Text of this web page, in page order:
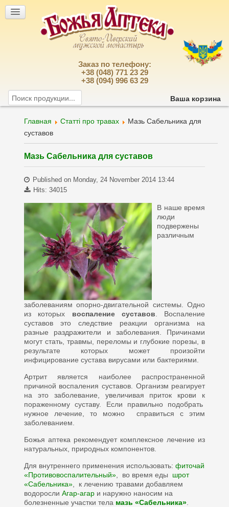
Заказ по телефону:
+38 (048) 771 23 29
+38 (094) 996 63 29
Ваша корзина
Главная Статті про травах
Мазь Сабельника для
суставов
Мазь Сабельника для суставов
Published on Monday, 24 November 2014 13:44
Hits: 34015
В наше время
люди
подвержены
различным
заболеваниям опорно-двигательной системы. Одно
из которых воспаление суставов . Воспаление
суставов это следствие реакции организма на
разные раздражители и заболевания. Причинами
могут стать, травмы, переломы и глубокие порезы, в
результате которых может произойти
инфицирование сустава вирусами или бактериями.
Артрит является наиболее распространенной
причиной воспаления суставов. Организм реагирует
на это заболевание, увеличивая приток крови к
пораженному суставу. Если правильно подобрать
нужное лечение, то можно справиться с этим
заболеванием.
Божья аптека рекомендует комплексное лечение из
натуральных, природных компонентов.
Для внутреннего применения использовать: фиточай
«Противовоспалительный», во время еды шрот
«Сабельника», к лечению травами добавляем
водоросли Агар-агари наружно наносим на
болезненные участки тела мазь «Сабельника».